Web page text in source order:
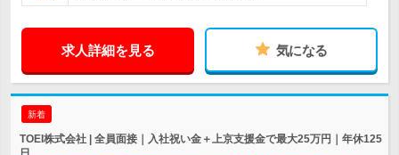
求人詳細を見る 気になる
新着
TOEI株式会社 | 全員面接｜入社祝い金＋上京支援金で最大25万円｜年休125